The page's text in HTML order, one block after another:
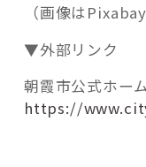
（画像はPixabay
▼外部リンク
朝霞市公式ホー
https://